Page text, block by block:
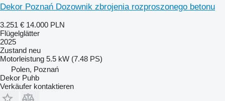
Dekor Poznań Dozownik zbrojenia rozproszonego betonu
3.251 € 14.000 PLN
Flügelglätter
2025
Zustand neu
Motorleistung 5.5 kW (7.48 PS)
Polen, Poznań
Dekor Puhb
Verkäufer kontaktieren